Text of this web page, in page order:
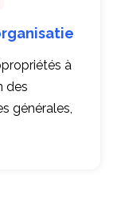
à
des
générales,